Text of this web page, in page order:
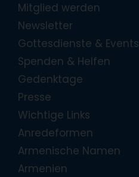
Mitglied werden
Newsletter
Gottesdienste & Events
Spenden & Helfen
Gedenktage
Presse
Wichtige Links
Anredeformen
Armenische Namen
Armenien